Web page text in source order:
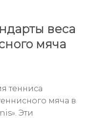
веса
мяча
тенниса
мяча в
Эти